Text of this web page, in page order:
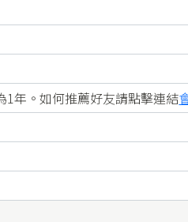
1年。如何推薦好友請點擊連結